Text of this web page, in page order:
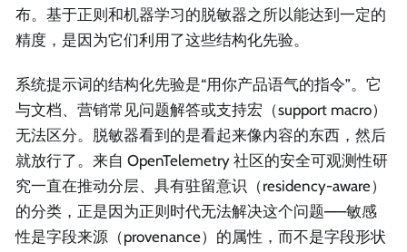
布。基于正则和机器学习的脱敏器之所以能达到一定的
精度，是因为它们利用了这些结构化先验。
系统提示词的结构化先验是“用你产品语气的指令”。它
与文档、营销常见问题解答或支持宏（support macro）
无法区分。脱敏器看到的是看起来像内容的东西，然后
就放行了。来自 OpenTelemetry 社区的安全可观测性研
究一直在推动分层、具有驻留意识（residency-aware）
的分类，正是因为正则时代无法解决这个问题——敏感
性是字段来源（provenance）的属性，而不是字段形状